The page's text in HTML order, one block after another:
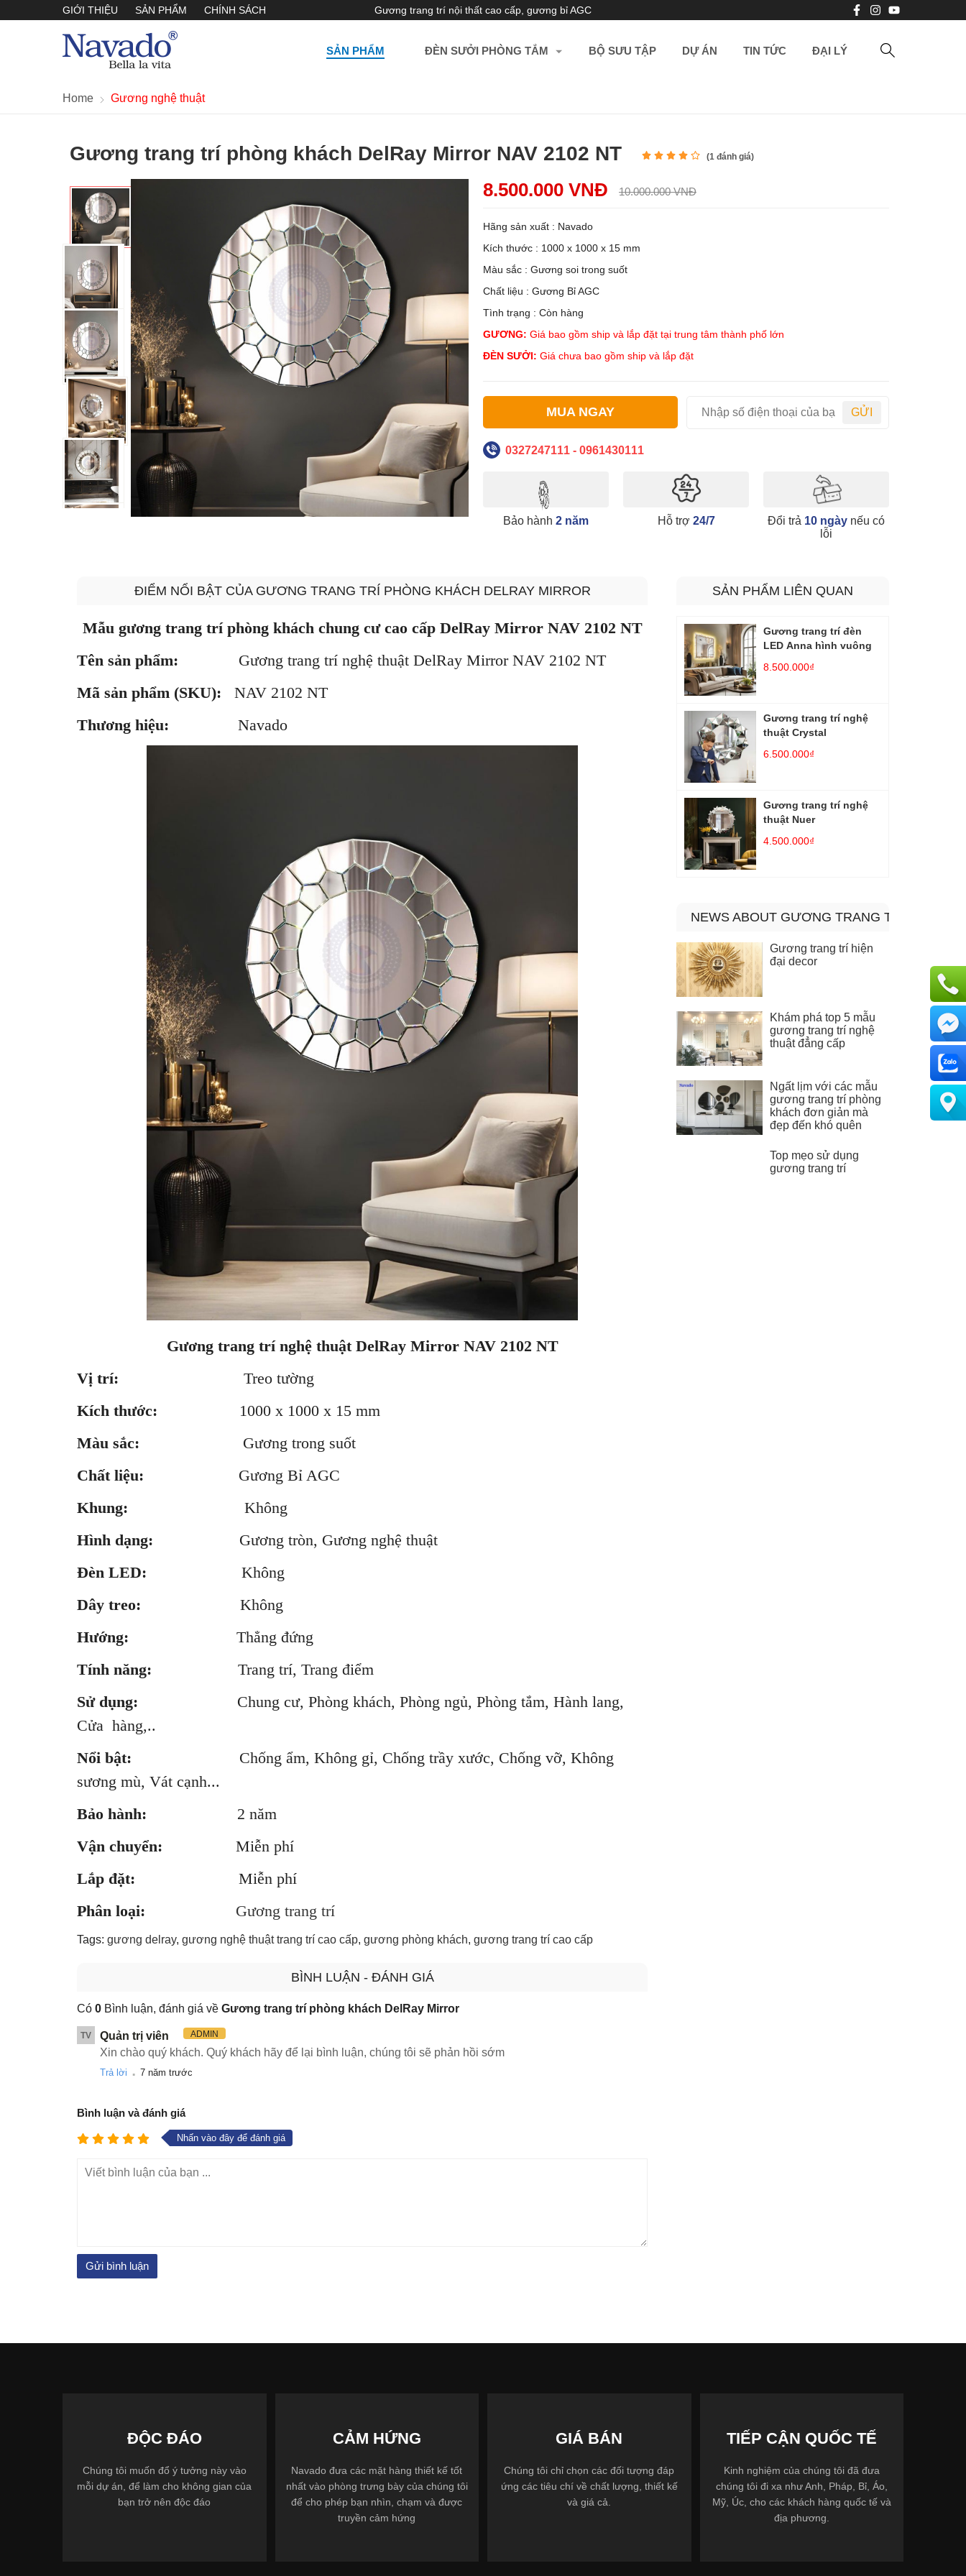
GIỚI THIỆU SẢN PHẨM CHÍNH SÁCH Gương trang trí nội thất cao cấp, gương bỉ AGC
SẢN PHẨM ĐÈN SƯỞI PHÒNG TẮM BỘ SƯU TẬP DỰ ÁN TIN TỨC ĐẠI LÝ
Home Gương nghệ thuật
Gương trang trí phòng khách DelRay Mirror NAV 2102 NT (1 đánh giá)
8.500.000 VNĐ 10.000.000 VNĐ
Hãng sản xuất : Navado
Kích thước : 1000 x 1000 x 15 mm
Màu sắc : Gương soi trong suốt
Chất liệu : Gương Bỉ AGC
Tình trạng : Còn hàng
GƯƠNG: Giá bao gồm ship và lắp đặt tại trung tâm thành phố lớn
ĐÈN SƯỞI: Giá chưa bao gồm ship và lắp đặt
MUA NGAY GỬI
0327247111 - 0961430111
Bảo hành 2 năm Hỗ trợ 24/7 Đổi trả 10 ngày nếu có
lỗi
ĐIỂM NỔI BẬT CỦA GƯƠNG TRANG TRÍ PHÒNG KHÁCH DELRAY MIRROR
Mẫu gương trang trí phòng khách chung cư cao cấp DelRay Mirror NAV 2102 NT
Tên sản phẩm: Gương trang trí nghệ thuật DelRay Mirror NAV 2102 NT
Mã sản phẩm (SKU):
NAV 2102 NT
Thương hiệu: Navado
Gương trang trí nghệ thuật DelRay Mirror NAV 2102 NT
Vị trí:
Treo tường
Kích thước:
1000 x 1000 x 15 mm
Màu sắc:
Gương trong suốt
Chất liệu:
Gương Bỉ AGC
Khung:
Không
Hình dạng: Gương tròn, Gương nghệ thuật
Đèn LED:
Không
Dây treo: Không
Hướng: Thẳng đứng
Tính năng: Trang trí, Trang điểm
Sử dụng:
Chung cư, Phòng khách, Phòng ngủ, Phòng tắm, Hành lang,
Cửa hàng,..
Nổi bật: Chống ẩm, Không gỉ, Chống trầy xước, Chống vỡ, Không
sương mù, Vát cạnh...
Bảo hành: 2 năm
Vận chuyển:
Miễn phí
Lắp đặt: Miễn phí
Phân loại:
Gương trang trí
Tags: gương delray, gương nghệ thuật trang trí cao cấp, gương phòng khách, gương trang trí cao cấp
BÌNH LUẬN - ĐÁNH GIÁ
Có 0 Bình luận, đánh giá về Gương trang trí phòng khách DelRay Mirror
TV Quản trị viên ADMIN
Xin chào quý khách. Quý khách hãy để lại bình luận, chúng tôi sẽ phản hồi sớm
Trả lời . 7 năm trước
Bình luận và đánh giá
Nhấn vào đây để đánh giá
SẢN PHẨM LIÊN QUAN
Gương trang trí đèn
LED Anna hình vuông
8.500.000₫
Gương trang trí nghệ
thuật Crystal
6.500.000₫
Gương trang trí nghệ
thuật Nuer
4.500.000₫
NEWS ABOUT GƯƠNG TRANG TRÍ PHÒNG
Gương trang trí hiện
đại decor
Khám phá top 5 mẫu
gương trang trí nghệ
thuật đẳng cấp
Ngất lịm với các mẫu
gương trang trí phòng
khách đơn giản mà
đẹp đến khó quên
Top mẹo sử dụng
gương trang trí
ĐỘC ĐÁO
Chúng tôi muốn đổ ý tưởng này vào
mỗi dự án, để làm cho không gian của
bạn trở nên độc đáo
CẢM HỨNG
Navado đưa các mặt hàng thiết kế tốt
nhất vào phòng trưng bày của chúng tôi
để cho phép bạn nhìn, chạm và được
truyền cảm hứng
GIÁ BÁN
Chúng tôi chỉ chọn các đối tượng đáp
ứng các tiêu chí về chất lượng, thiết kế
và giá cả.
TIẾP CẬN QUỐC TẾ
Kinh nghiệm của chúng tôi đã đưa
chúng tôi đi xa như Anh, Pháp, Bỉ, Áo,
Mỹ, Úc, cho các khách hàng quốc tế và
địa phương.